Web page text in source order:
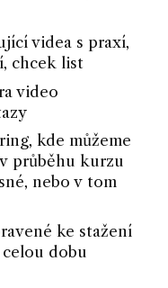
videa s praxí,
chcek list
video
kde můžeme
průběhu kurzu
nebo v tom
ke stažení
dobu